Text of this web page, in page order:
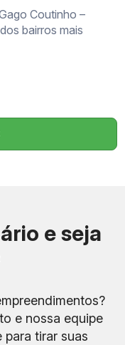
Coutinho –
bairros mais
e seja
e nossa equipe
tirar suas